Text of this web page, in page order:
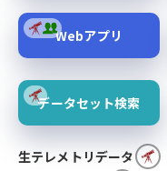
Webアプリ
データセット検索
生テレメトリデータ